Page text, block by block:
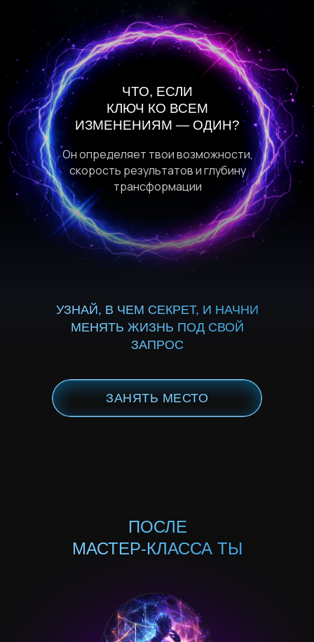
ЧТО, ЕСЛИ
КЛЮЧ КО ВСЕМ
ИЗМЕНЕНИЯМ — ОДИН?
Он определяет твои возможности,
скорость результатов и глубину
трансформации
УЗНАЙ, В ЧЕМ СЕКРЕТ, И НАЧНИ
МЕНЯТЬ ЖИЗНЬ ПОД СВОЙ
ЗАПРОС
ЗАНЯТЬ МЕСТО
ПОСЛЕ
МАСТЕР-КЛАССА ТЫ